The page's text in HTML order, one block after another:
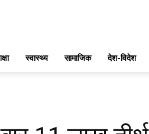
स्वास्थ्य सामाजिक देश-विदेश